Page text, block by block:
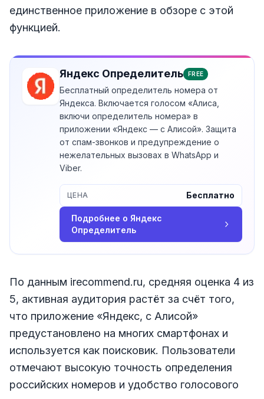
единственное приложение в обзоре с этой
функцией.
Яндекс Определитель FREE
Бесплатный определитель номера от
Яндекса. Включается голосом «Алиса,
включи определитель номера» в
приложении «Яндекс — с Алисой». Защита
от спам-звонков и предупреждение о
нежелательных вызовах в WhatsApp и
Viber.
Подробнее о Яндекс
Определитель
ЦЕНА Бесплатно
По данным irecommend.ru, средняя оценка 4 из
5, активная аудитория растёт за счёт того,
что приложение «Яндекс, с Алисой»
предустановлено на многих смартфонах и
используется как поисковик. Пользователи
отмечают высокую точность определения
российских номеров и удобство голосового